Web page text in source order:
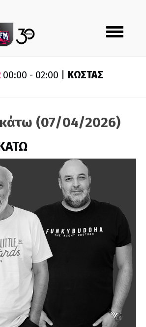
Toggle
navigation
00:00 - 02:00 | ΚΩΣΤΑΣ
(07/04/2026)